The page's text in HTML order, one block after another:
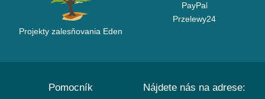
Projekty zalesňovania Eden
PayPal
Przelewy24
Pomocník Nájdete nás na adrese: